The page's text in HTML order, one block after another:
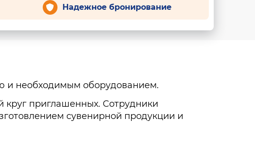
Надежное бронирование
и необходимым оборудованием.
круг приглашенных. Сотрудники
сувенирной продукции и